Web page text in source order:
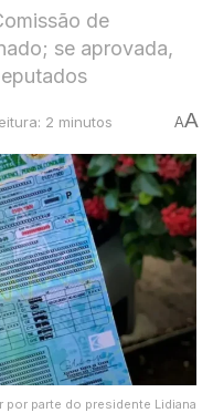
de
se aprovada,
2 minutos AA
por parte do presidente Lidiana